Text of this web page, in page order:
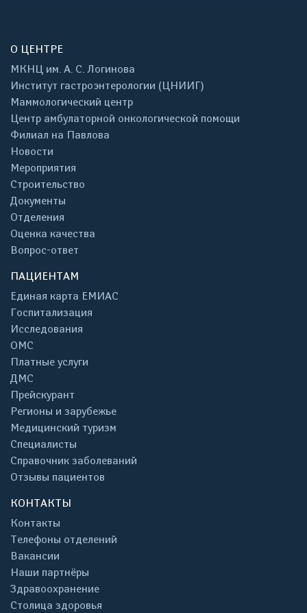
О ЦЕНТРЕ
МКНЦ им. А. С. Логинова
Институт гастроэнтерологии (ЦНИИГ)
Маммологический центр
Центр амбулаторной онкологической помощи
Филиал на Павлова
Новости
Мероприятия
Строительство
Документы
Отделения
Оценка качества
Вопрос-ответ
ПАЦИЕНТАМ
Единая карта ЕМИАС
Госпитализация
Исследования
ОМС
Платные услуги
ДМС
Прейскурант
Регионы и зарубежье
Медицинский туризм
Специалисты
Справочник заболеваний
Отзывы пациентов
КОНТАКТЫ
Контакты
Телефоны отделений
Вакансии
Наши партнёры
Здравоохранение
Столица здоровья